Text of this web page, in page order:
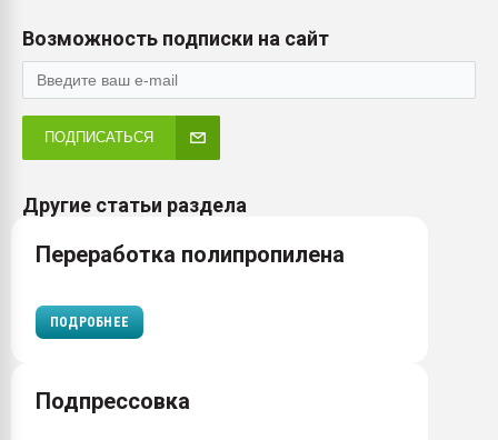
Возможность подписки на сайт
ПОДПИСАТЬСЯ
Другие статьи раздела
Переработка полипропилена
ПОДРОБНЕЕ
Подпрессовка